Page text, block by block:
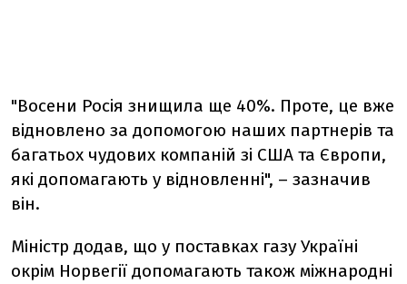
"Восени Росія знищила ще 40%. Проте, це вже
відновлено за допомогою наших партнерів та
багатьох чудових компаній зі США та Європи,
які допомагають у відновленні", – зазначив
він.
Міністр додав, що у поставках газу Україні
окрім Норвегії допомагають також міжнародні